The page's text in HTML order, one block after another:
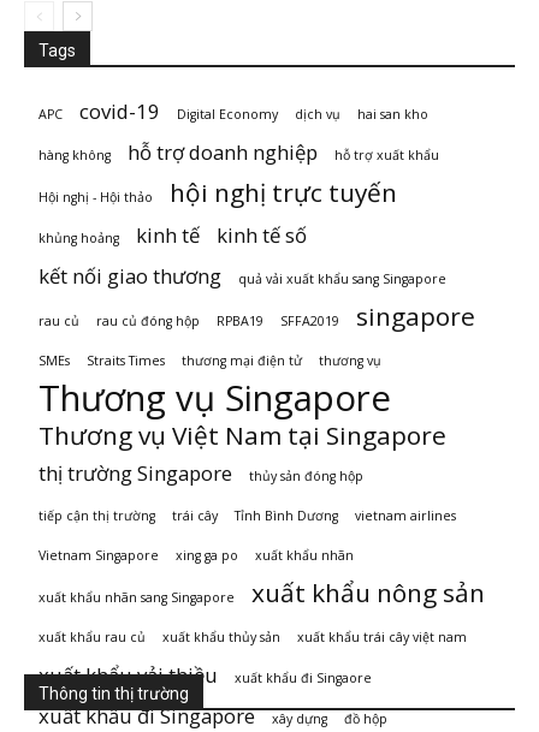
Tags
APC covid-19 Digital Economy dịch vụ hai san kho
hàng không hỗ trợ doanh nghiệp hỗ trợ xuất khẩu
Hội nghị - Hội thảo hội nghị trực tuyến
khủng hoảng kinh tế
kinh tế số
kết nối giao thương
quả vải xuất khẩu sang Singapore
rau củ rau củ đóng hộp RPBA19 SFFA2019 singapore
SMEs Straits Times thương mại điện tử thương vụ
Thương vụ Singapore
Thương vụ Việt Nam tại Singapore
thị trường Singapore thủy sản đóng hộp
tiếp cận thị trường trái cây Tỉnh Bình Dương vietnam airlines
Vietnam Singapore xing ga po xuất khẩu nhãn
xuất khẩu nhãn sang Singapore xuất khẩu nông sản
xuất khẩu rau củ xuất khẩu thủy sản xuất khẩu trái cây việt nam
xuất khẩu vải thiều xuất khẩu đi Singaore
xuất khẩu đi Singapore xây dựng đồ hộp
Thông tin thị trường